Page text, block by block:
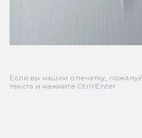
Если вы нашли опечатку,
текста и нажмите Ctrl+Enter.